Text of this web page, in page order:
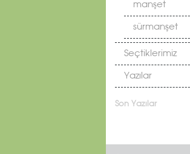
manşet
sürmanşet
Seçtiklerimiz
Yazılar
Son Yazılar